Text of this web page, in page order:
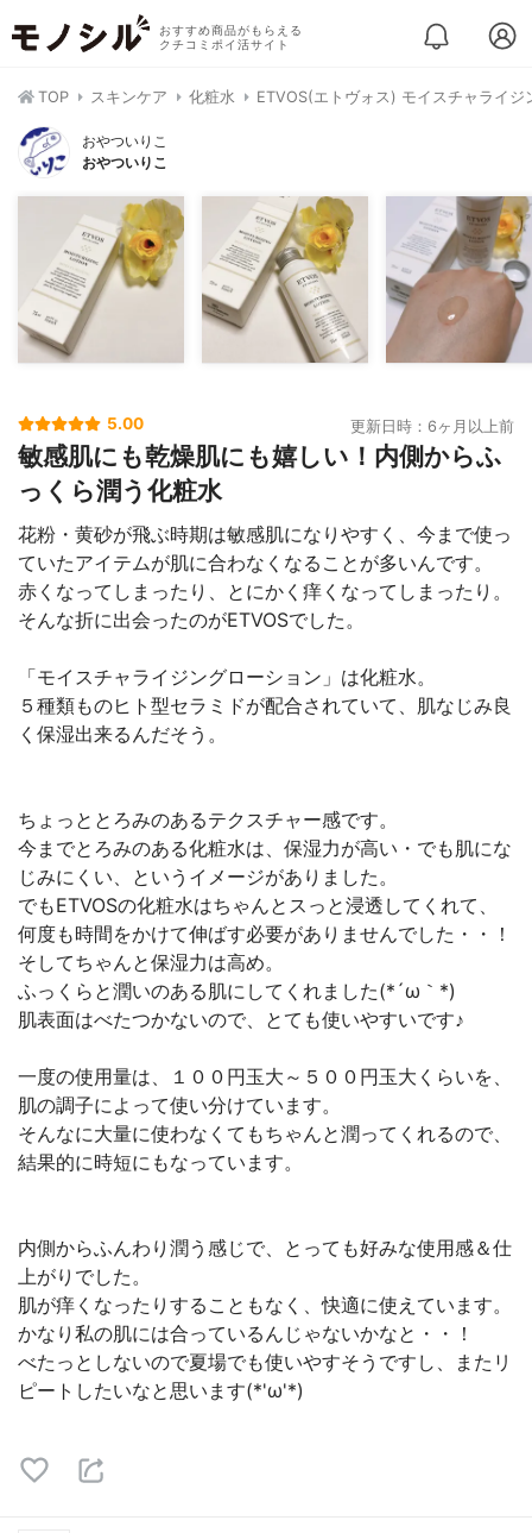
おすすめ商品がもらえる
クチコミポイ活サイト
TOP スキンケア 化粧水 ETVOS(エトヴォス) モイスチャライジ
おやついりこ
おやついりこ
5.00 更新日時：6ヶ月以上前
敏感肌にも乾燥肌にも嬉しい！内側からふ
っくら潤う化粧水
花粉・黄砂が飛ぶ時期は敏感肌になりやすく、今まで使っ
ていたアイテムが肌に合わなくなることが多いんです。
赤くなってしまったり、とにかく痒くなってしまったり。
そんな折に出会ったのがETVOSでした。
「モイスチャライジングローション」は化粧水。
５種類ものヒト型セラミドが配合されていて、肌なじみ良
く保湿出来るんだそう。
ちょっととろみのあるテクスチャー感です。
今までとろみのある化粧水は、保湿力が高い・でも肌にな
じみにくい、というイメージがありました。
でもETVOSの化粧水はちゃんとスっと浸透してくれて、
何度も時間をかけて伸ばす必要がありませんでした・・！
そしてちゃんと保湿力は高め。
ふっくらと潤いのある肌にしてくれました(*´ω｀*)
肌表面はべたつかないので、とても使いやすいです♪
一度の使用量は、１００円玉大～５００円玉大くらいを、
肌の調子によって使い分けています。
そんなに大量に使わなくてもちゃんと潤ってくれるので、
結果的に時短にもなっています。
内側からふんわり潤う感じで、とっても好みな使用感＆仕
上がりでした。
肌が痒くなったりすることもなく、快適に使えています。
かなり私の肌には合っているんじゃないかなと・・！
べたっとしないので夏場でも使いやすそうですし、またリ
ピートしたいなと思います(*'ω'*)